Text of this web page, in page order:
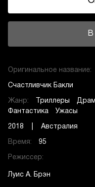
В
Оригинальное название:
Счастливчик Бакли
Жанр: Триллеры
Фантастика
Ужасы
2018 | Австралия
Время: 95
Режиссер:
Луис А. Брэн